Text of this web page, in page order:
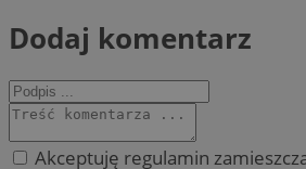
Dodaj komentarz
Akceptuję regulamin